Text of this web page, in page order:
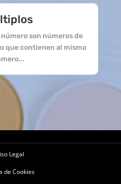
son números de
que contienen al mismo
Legal
de Cookies